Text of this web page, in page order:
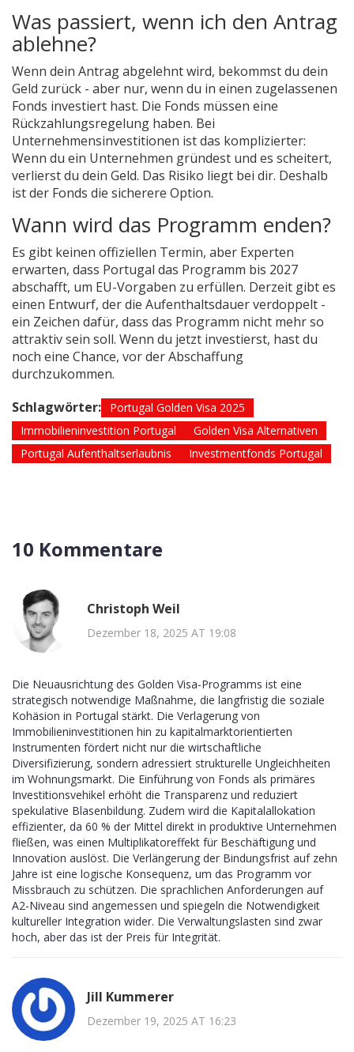
Was passiert, wenn ich den Antrag
ablehne?
Wenn dein Antrag abgelehnt wird, bekommst du dein
Geld zurück - aber nur, wenn du in einen zugelassenen
Fonds investiert hast. Die Fonds müssen eine
Rückzahlungsregelung haben. Bei
Unternehmensinvestitionen ist das komplizierter:
Wenn du ein Unternehmen gründest und es scheitert,
verlierst du dein Geld. Das Risiko liegt bei dir. Deshalb
ist der Fonds die sicherere Option.
Wann wird das Programm enden?
Es gibt keinen offiziellen Termin, aber Experten
erwarten, dass Portugal das Programm bis 2027
abschafft, um EU-Vorgaben zu erfüllen. Derzeit gibt es
einen Entwurf, der die Aufenthaltsdauer verdoppelt -
ein Zeichen dafür, dass das Programm nicht mehr so
attraktiv sein soll. Wenn du jetzt investierst, hast du
noch eine Chance, vor der Abschaffung
durchzukommen.
Schlagwörter:
Portugal Golden Visa 2025
Immobilieninvestition Portugal
Golden Visa Alternativen
Portugal Aufenthaltserlaubnis
Investmentfonds Portugal
10 Kommentare
Christoph Weil
Dezember 18, 2025 AT 19:08
Die Neuausrichtung des Golden Visa-Programms ist eine
strategisch notwendige Maßnahme, die langfristig die soziale
Kohäsion in Portugal stärkt. Die Verlagerung von
Immobilieninvestitionen hin zu kapitalmarktorientierten
Instrumenten fördert nicht nur die wirtschaftliche
Diversifizierung, sondern adressiert strukturelle Ungleichheiten
im Wohnungsmarkt. Die Einführung von Fonds als primäres
Investitionsvehikel erhöht die Transparenz und reduziert
spekulative Blasenbildung. Zudem wird die Kapitalallokation
effizienter, da 60 % der Mittel direkt in produktive Unternehmen
fließen, was einen Multiplikatoreffekt für Beschäftigung und
Innovation auslöst. Die Verlängerung der Bindungsfrist auf zehn
Jahre ist eine logische Konsequenz, um das Programm vor
Missbrauch zu schützen. Die sprachlichen Anforderungen auf
A2-Niveau sind angemessen und spiegeln die Notwendigkeit
kultureller Integration wider. Die Verwaltungslasten sind zwar
hoch, aber das ist der Preis für Integrität.
Jill Kummerer
Dezember 19, 2025 AT 16:23